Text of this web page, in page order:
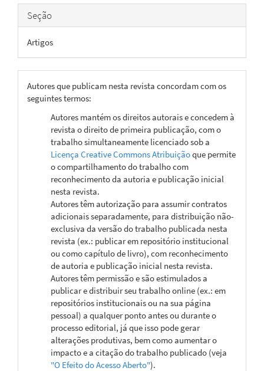
Seção
Artigos
Autores que publicam nesta revista concordam com os
seguintes termos:
Autores mantém os direitos autorais e concedem à
revista o direito de primeira publicação, com o
trabalho simultaneamente licenciado sob a
Licença Creative Commons Atribuiçãoque permite
o compartilhamento do trabalho com
reconhecimento da autoria e publicação inicial
nesta revista.
Autores têm autorização para assumir contratos
adicionais separadamente, para distribuição não-
exclusiva da versão do trabalho publicada nesta
revista (ex.: publicar em repositório institucional
ou como capítulo de livro), com reconhecimento
de autoria e publicação inicial nesta revista.
Autores têm permissão e são estimulados a
publicar e distribuir seu trabalho online (ex.: em
repositórios institucionais ou na sua página
pessoal) a qualquer ponto antes ou durante o
processo editorial, já que isso pode gerar
alterações produtivas, bem como aumentar o
impacto e a citação do trabalho publicado (veja
"O Efeito do Acesso Aberto").